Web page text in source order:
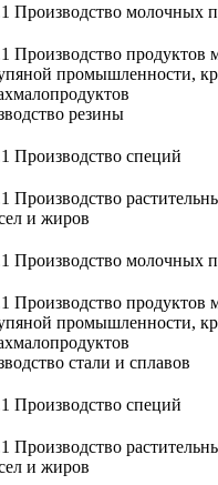
Производство молочных
Производство продуктов
промышленности,
резины
Производство специй
Производство
и жиров
Производство молочных
Производство продуктов
промышленности,
стали и сплавов
Производство специй
Производство
и жиров